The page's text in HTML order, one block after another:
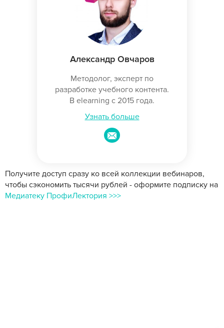
Александр Овчаров
Методолог, эксперт по
разработке учебного контента.
В elearning с 2015 года.
Узнать больше
Получите доступ сразу ко всей коллекции вебинаров,
чтобы сэкономить тысячи рублей - оформите подписку на
Медиатеку ПрофиЛектория >>>